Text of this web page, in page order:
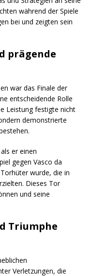
während der Spiele
bei und zeigten sein
prägende
war das Finale der
entscheidende Rolle
Leistung festigte nicht
demonstrierte
er einen
gegen Vasco da
wurde, die in
Dieses Tor
und seine
Triumphe
Verletzungen, die